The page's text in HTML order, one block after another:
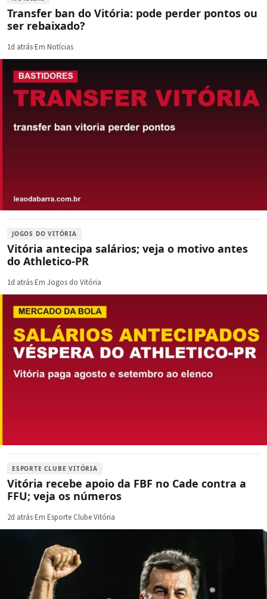
Transfer ban do Vitória: pode perder pontos ou
ser rebaixado?
1d atrás·Em Notícias
JOGOS DO VITÓRIA
Vitória antecipa salários; veja o motivo antes
do Athletico-PR
1d atrás·Em Jogos do Vitória
ESPORTE CLUBE VITÓRIA
Vitória recebe apoio da FBF no Cade contra a
FFU; veja os números
2d atrás·Em Esporte Clube Vitória